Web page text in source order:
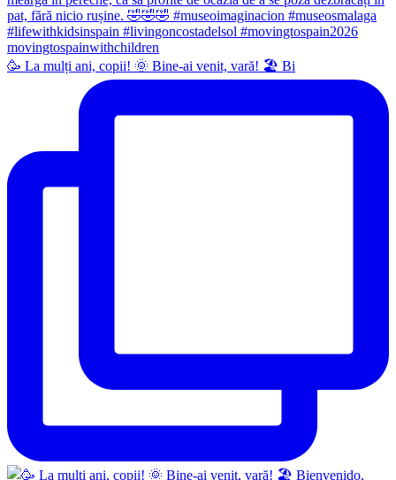
🥳 La mulți ani, copii! 🌞 Bine-ai venit, vară! 🏖 Bi